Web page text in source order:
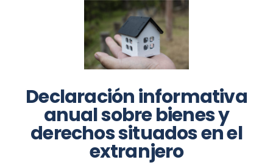
Declaración informativa
anual sobre bienes y
derechos situados en el
extranjero